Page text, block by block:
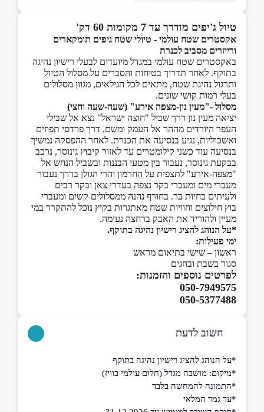
טיול ג'יפים מודרך עד 7 מקומות 60 דק'
אקסטרים שטח עולמי - טיולי שטח גיפים תומקארים
ורייזרים מסביב לכנרת
באקסטרים שטח עולמי במגדל מיועדים לבעלי רישיון נהיגה
בתוקף. לאחר תדריך בטיחות והסברים על מסלול הטיול
ותרגול נהיגת שטח, מתאים לכל הגילאים, מגוון מסלולים
בעלי רמות קושי שונים.
מסלול -"מעין נון-מצפה אירע" (שעה-שעה וחצי)
יציאה מעין נון דרך שביל "חוצה ישראל" נצא אל שבילי
העפר היורדים מההר אל העמק ומשם, דרך פרדסי תפוזים
ואשכוליות, נגיע בנסיעה את הכנרת. לאחר ההפסקה נמשיך
בנסיעה עוד כשני קילומטרים עד לאזור קיבוץ גינוסר, נרכב
בבקעת גינוסר, נעבור בין מטעי הבננות ובשביל הנחש אל
"מצפה-אירע" לתצפית על החרמון והרי הגולן בדרך נעבור
מעברי מים ומעברי בקר נצפה בעדרי צאן ובקר רבים
ולעיתים בחיות בר. בחורף נהנה ממסלולים קשים ומעברי
בוץ חילוצים וחוויות שטח מאתגרות בקיץ נוכל להתקרר במי
מעיין ולהוריד את האבק ברחצה נעימה.
*על הנוהג להציג רישיון נהיגה בתוקף.
ימי פעילות:
ראשון – שישי בתיאום מראש
סגור בשבת ובחגים
לפרטים נוספים והזמנות:
050-7949575
050-5377488
חשוב לדעת
*על הנוהג להציג רישיון נהיגה בתוקף
*מיקום: מושבה מגדל (חלום עולמי בוויז)
ָ*התמונה להמחשה בלבד
*עד גמר המלאי